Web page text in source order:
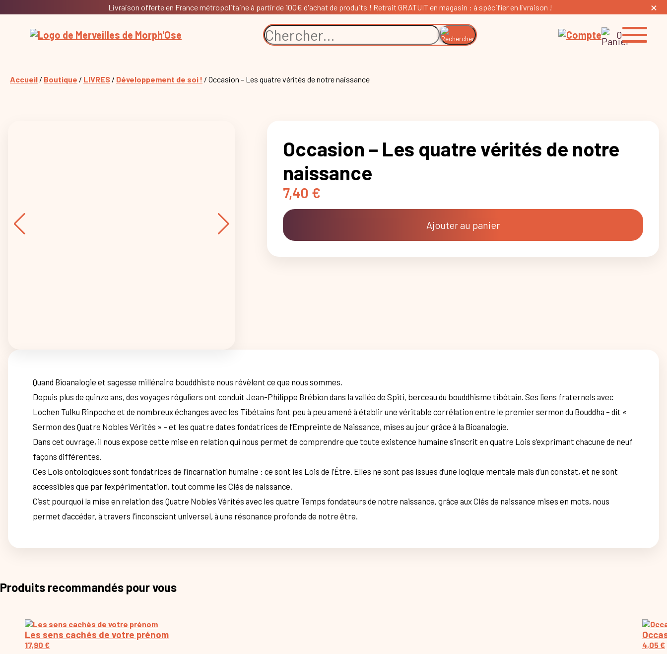
Livraison offerte en France métropolitaine à partir de 100€ d'achat de produits ! Retrait GRATUIT en magasin : à spécifier en livraison !
0
Accueil / Boutique / LIVRES / Développement de soi ! / Occasion – Les quatre vérités de notre naissance
Occasion – Les quatre vérités de notre
naissance
7,40 €
Ajouter au panier
Quand Bioanalogie et sagesse millénaire bouddhiste nous révèlent ce que nous sommes.
Depuis plus de quinze ans, des voyages réguliers ont conduit Jean-Philippe Brébion dans la vallée de Spiti, berceau du bouddhisme tibétain. Ses liens fraternels avec
Lochen Tulku Rinpoche et de nombreux échanges avec les Tibétains l’ont peu à peu amené à établir une véritable corrélation entre le premier sermon du Bouddha – dit «
Sermon des Quatre Nobles Vérités » – et les quatre dates fondatrices de l’Empreinte de Naissance, mises au jour grâce à la Bioanalogie.
Dans cet ouvrage, il nous expose cette mise en relation qui nous permet de comprendre que toute existence humaine s’inscrit en quatre Lois s’exprimant chacune de neuf
façons différentes.
Ces Lois ontologiques sont fondatrices de l’incarnation humaine : ce sont les Lois de l’Être. Elles ne sont pas issues d’une logique mentale mais d’un constat, et ne sont
accessibles que par l’expérimentation, tout comme les Clés de naissance.
C’est pourquoi la mise en relation des Quatre Nobles Vérités avec les quatre Temps fondateurs de notre naissance, grâce aux Clés de naissance mises en mots, nous
permet d’accéder, à travers l’inconscient universel, à une résonance profonde de notre être.
Produits recommandés pour vous
Les sens cachés de votre prénom
17,90 € 4,05€